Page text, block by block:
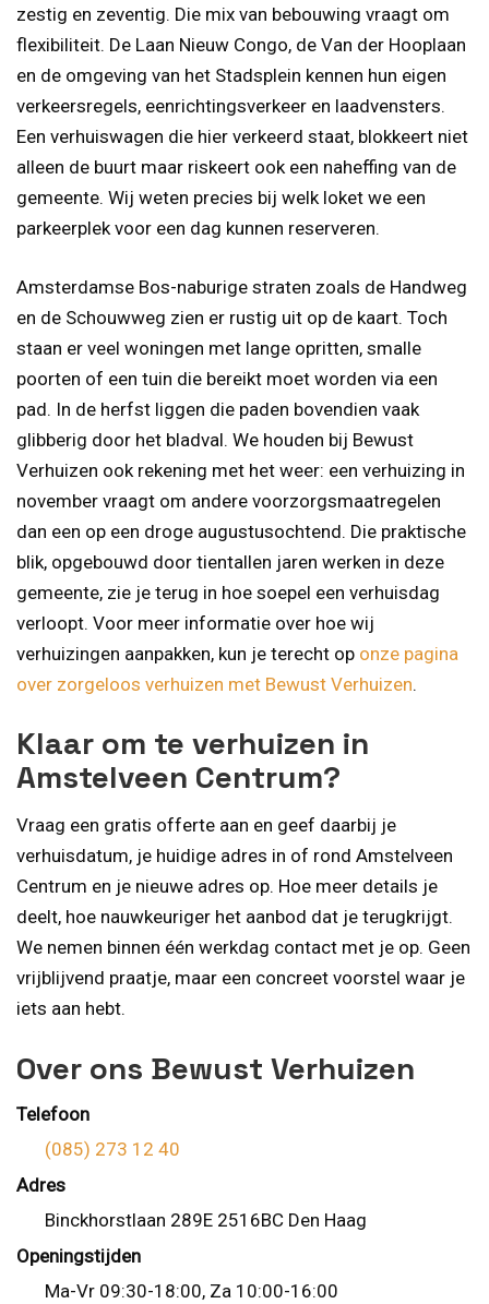
zestig en zeventig. Die mix van bebouwing vraagt om
flexibiliteit. De Laan Nieuw Congo, de Van der Hooplaan
en de omgeving van het Stadsplein kennen hun eigen
verkeersregels, eenrichtingsverkeer en laadvensters.
Een verhuiswagen die hier verkeerd staat, blokkeert niet
alleen de buurt maar riskeert ook een naheffing van de
gemeente. Wij weten precies bij welk loket we een
parkeerplek voor een dag kunnen reserveren.
Amsterdamse Bos-naburige straten zoals de Handweg
en de Schouwweg zien er rustig uit op de kaart. Toch
staan er veel woningen met lange opritten, smalle
poorten of een tuin die bereikt moet worden via een
pad. In de herfst liggen die paden bovendien vaak
glibberig door het bladval. We houden bij Bewust
Verhuizen ook rekening met het weer: een verhuizing in
november vraagt om andere voorzorgsmaatregelen
dan een op een droge augustusochtend. Die praktische
blik, opgebouwd door tientallen jaren werken in deze
gemeente, zie je terug in hoe soepel een verhuisdag
verloopt. Voor meer informatie over hoe wij
verhuizingen aanpakken, kun je terecht op onze pagina
over zorgeloos verhuizen met Bewust Verhuizen.
Klaar om te verhuizen in
Amstelveen Centrum?
Vraag een gratis offerte aan en geef daarbij je
verhuisdatum, je huidige adres in of rond Amstelveen
Centrum en je nieuwe adres op. Hoe meer details je
deelt, hoe nauwkeuriger het aanbod dat je terugkrijgt.
We nemen binnen één werkdag contact met je op. Geen
vrijblijvend praatje, maar een concreet voorstel waar je
iets aan hebt.
Over ons Bewust Verhuizen
Telefoon
(085) 273 12 40
Adres
Binckhorstlaan 289E 2516BC Den Haag
Openingstijden
Ma-Vr 09:30-18:00, Za 10:00-16:00